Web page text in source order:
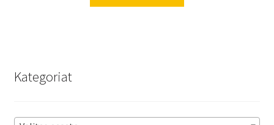
Kategoriat